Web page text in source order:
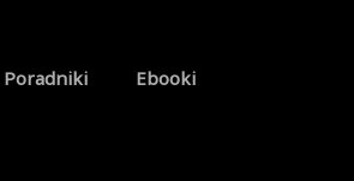
Poradniki Ebooki